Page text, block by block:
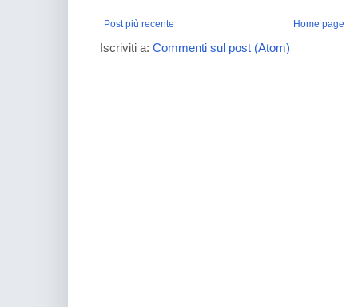
Post più recente Home page
Iscriviti a: Commenti sul post (Atom)